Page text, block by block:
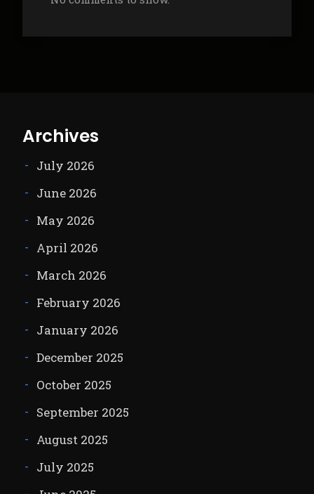
Archives
July 2026
June 2026
May 2026
April 2026
March 2026
February 2026
January 2026
December 2025
October 2025
September 2025
August 2025
July 2025